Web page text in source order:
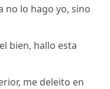
no lo hago yo, sino
bien, hallo esta
me deleito en